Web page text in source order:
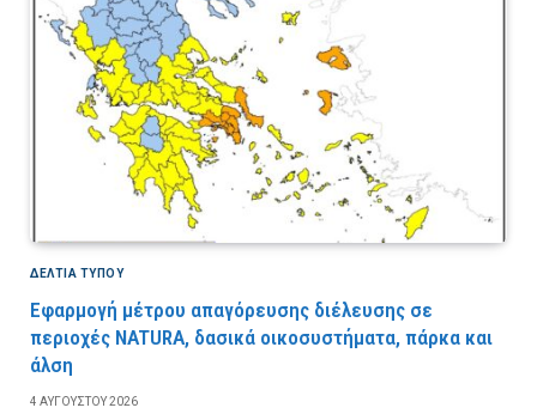
ΔΕΛΤΙΑ ΤΥΠΟΥ
Εφαρμογή μέτρου απαγόρευσης διέλευσης σε
περιοχές NATURA, δασικά οικοσυστήματα, πάρκα και
άλση
4 ΑΥΓΟΎΣΤΟΥ 2026